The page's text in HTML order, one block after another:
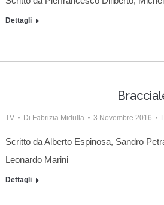
Dettagli
TV Di Fabrizia Midulla 3 Novembre 2016
Scritto da Alberto Espinosa, Sandro
Leonardo Marini
Dettagli